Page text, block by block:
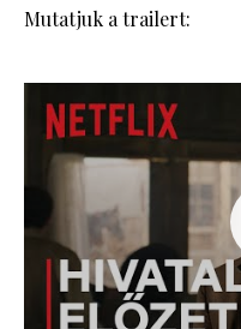
Mutatjuk a trailert: